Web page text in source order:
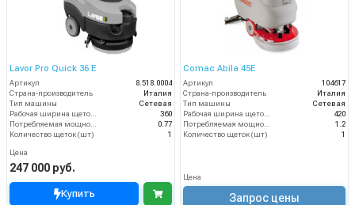
Lavor Pro Quick 36 E
Артикул
8.518.0004
Страна-производитель
Италия
Тип машины
Сетевая
360
0.77
Количество щеток (шт)
1
Цена
247 000 руб.
Купить
Comac Abila 45E
Артикул
104617
Страна-производитель
Италия
Тип машины
Сетевая
420
1.2
Количество щеток (шт)
1
Цена
Запрос цены